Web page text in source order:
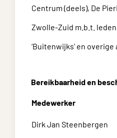
Centrum (deels), De
Zwolle-Zuid m.b.t.
‘Buitenwijks’ en
Bereikbaarheid en
Medewerker
Dirk Jan Steenbergen